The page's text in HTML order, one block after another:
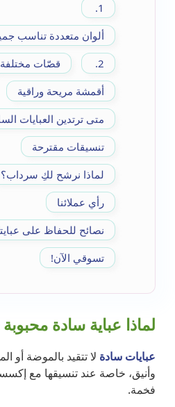
1.
ألوان متعددة تناسب
2.
قصّات مختلفة
أقمشة مريحة وراقية
متى ترتدين العبايات
تنسيقات مقترحة
لماذا نرشح لكِ سرداب؟
رأي عملائنا
نصائح للحفاظ على
تسوقي الآن!
لماذا عباية سادة محبوبة
عبايات سادة لا تتقيد بالموضة أو
وأنيق، خاصة عند تنسيقها مع
فخمة.